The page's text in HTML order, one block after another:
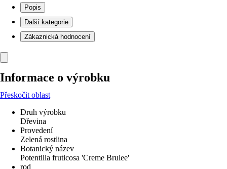
Popis
Další kategorie
Zákaznická hodnocení
Informace o výrobku
Přeskočit oblast
Druh výrobku
Dřevina
Provedení
Zelená rostlina
Botanický název
Potentilla fruticosa 'Creme Brulee'
rod